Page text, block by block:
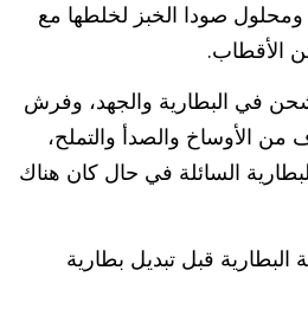
صودا الخبز لخلطها مع
الأقطاب.
في البطارية والجهد، وفرش
من الأوساخ والصدأ والتملح،
السائلة في حال كان هناك
قبل تبديل بطارية